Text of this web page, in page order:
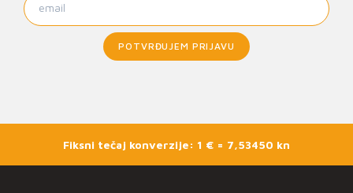
POTVRĐUJEM PRIJAVU
Fiksni tečaj konverzije: 1 € = 7,53450 kn